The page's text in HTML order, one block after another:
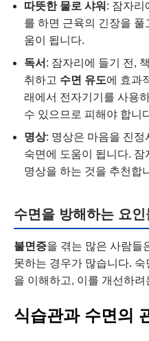
따뜻한 물로 샤워 : 잠자리
를 하면 근육의 긴장을
움이 됩니다.
독서 : 잠자리에 들기 전,
취하고 수면 유도에 효과
래에서 전자기기를 사용
수 있으므로 피해야 합니
명상: 명상은 마음을 진정
숙면에 도움이 됩니다.
명상을 하는 것을 추천합
수면을 방해하는 요
불면증을 겪는 많은 사람들
못하는 경우가 많습니다.
을 이해하고, 이를 개선하
식습관과 수면의